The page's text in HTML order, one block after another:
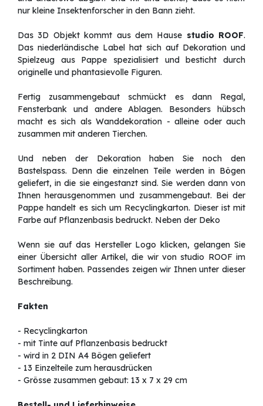
nur kleine Insektenforscher in den Bann zieht.
Das 3D Objekt kommt aus dem Hause studio ROOF.
Das niederländische Label hat sich auf Dekoration und
Spielzeug aus Pappe spezialisiert und besticht durch
originelle und phantasievolle Figuren.
Fertig zusammengebaut schmückt es dann Regal,
Fensterbank und andere Ablagen. Besonders hübsch
macht es sich als Wanddekoration - alleine oder auch
zusammen mit anderen Tierchen.
Und neben der Dekoration haben Sie noch den
Bastelspass. Denn die einzelnen Teile werden in Bögen
geliefert, in die sie eingestanzt sind. Sie werden dann von
Ihnen herausgenommen und zusammengebaut. Bei der
Pappe handelt es sich um Recyclingkarton. Dieser ist mit
Farbe auf Pflanzenbasis bedruckt. Neben der Deko
Wenn sie auf das Hersteller Logo klicken, gelangen Sie
einer Übersicht aller Artikel, die wir von studio ROOF im
Sortiment haben. Passendes zeigen wir Ihnen unter dieser
Beschreibung.
Fakten
- Recyclingkarton
- mit Tinte auf Pflanzenbasis bedruckt
- wird in 2 DIN A4 Bögen geliefert
- 13 Einzelteile zum herausdrücken
- Grösse zusammen gebaut: 13 x 7 x 29 cm